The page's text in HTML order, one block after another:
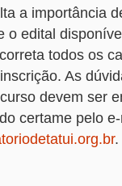
a importância
o edital
todos os
As
devem ser
certame pelo
.